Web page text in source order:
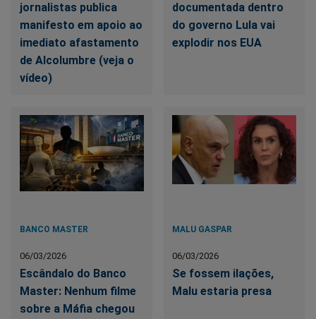
jornalistas publica
manifesto em apoio ao
imediato afastamento
de Alcolumbre (veja o
vídeo)
documentada dentro
do governo Lula vai
explodir nos EUA
BANCO MASTER
06/03/2026
Escândalo do Banco
Master: Nenhum filme
sobre a Máfia chegou
MALU GASPAR
06/03/2026
Se fossem ilações,
Malu estaria presa